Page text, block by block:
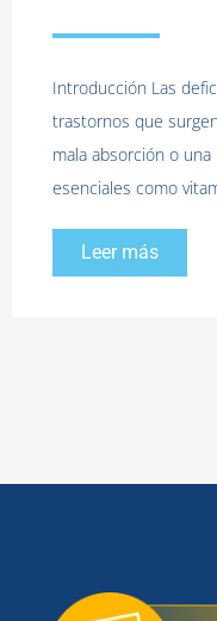
Introducción Las
trastornos que
mala absorción o
esenciales como
Leer más